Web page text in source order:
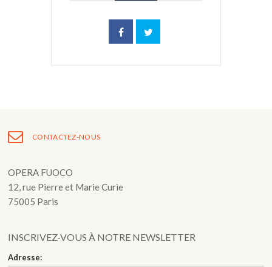
CONTACTEZ-NOUS
OPERA FUOCO
12, rue Pierre et Marie Curie
75005 Paris
INSCRIVEZ-VOUS À NOTRE NEWSLETTER
Adresse: